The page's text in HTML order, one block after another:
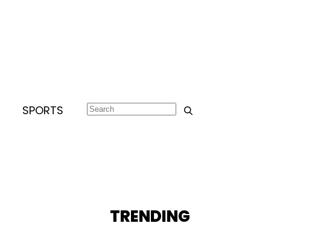
SPORTS
TRENDING